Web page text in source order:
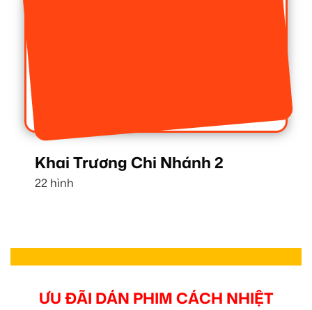
Khai Trương Chi Nhánh 2
22 hình
ƯU ĐÃI DÁN PHIM CÁCH NHIỆT